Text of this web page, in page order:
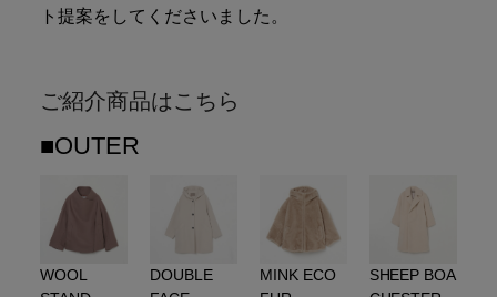
ファッション雑貨
ファッション雑貨
アクセサリー
ト提案をしてくださいました。
ご紹介商品はこちら
■OUTER
WOOL
DOUBLE
MINK ECO
SHEEP BOA